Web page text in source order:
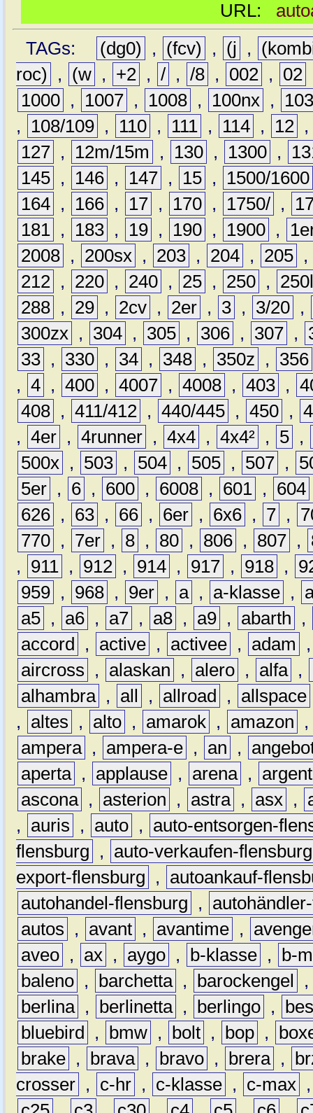
URL:
TAGs:
(dg0) , (fcv) , (j ,
roc)
, (w , +2 , / , /8 , 002 , 02
1000 , 1007 , 1008 , 100nx ,
,
108/109 , 110 , 111 , 114 , 12
127 , 12m/15m , 130 , 1300 ,
145 , 146 , 147 , 15 ,
1500/1600
164 , 166 , 17 , 170 , 1750/ ,
181 , 183 , 19 , 190 , 1900 ,
2008 , 200sx , 203 , 204 , 205 ,
212 , 220 , 240 , 25 , 250 ,
288 , 29 , 2cv , 2er , 3 , 3/20 ,
300zx , 304 , 305 , 306 , 307 ,
33 , 330 , 34 , 348 , 350z ,
356
, 4 , 400 , 4007 , 4008 , 403 ,
408 , 411/412 , 440/445 , 450 ,
, 4er , 4runner , 4x4 , 4x4² , 5 ,
500x , 503 , 504 , 505 , 507 ,
5er , 6 , 600 , 6008 , 601 , 604
626 , 63 , 66 , 6er , 6x6 , 7 ,
770 , 7er , 8 , 80 , 806 , 807 ,
,
911 , 912 , 914 , 917 , 918 ,
959 , 968 , 9er , a , a-klasse ,
a5 , a6 , a7 , a8 , a9 , abarth
,
accord
, active , activee , adam
aircross
, alaskan , alero , alfa ,
alhambra , all , allroad , allspace
,
altes , alto , amarok , amazon
ampera , ampera-e , an ,
aperta , applause , arena ,
ascona , asterion , astra , asx ,
,
auris , auto ,
auto-entsorgen-
flensburg
,
auto-verkaufen-flensburg
export-flensburg
,
autoankauf-
autohandel-flensburg
,
autos
, avant , avantime ,
aveo , ax , aygo , b-klasse ,
b-
baleno , barchetta , barockengel
berlina , berlinetta , berlingo ,
bluebird
, bmw , bolt , bop ,
brake , brava , bravo , brera ,
crosser , c-hr , c-klasse , c-max